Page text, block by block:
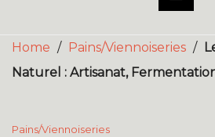
Home / Pains/Viennoiseries /
Naturel : Artisanat,
Pains/Viennoiseries